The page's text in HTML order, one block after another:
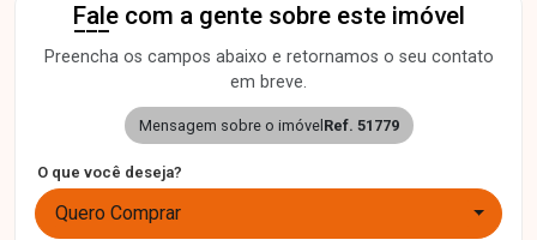
Fale com a gente sobre este imóvel
Preencha os campos abaixo e retornamos o seu contato
em breve.
Mensagem sobre o imóvel Ref. 51779
O que você deseja?
Quero Comprar